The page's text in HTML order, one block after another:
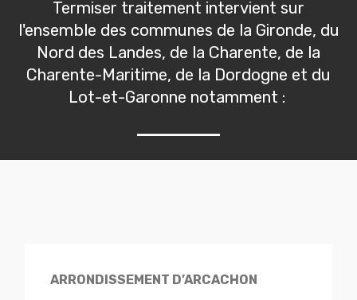
Termiser traitement intervient sur
l'ensemble des communes de la Gironde, du
Nord des Landes, de la Charente, de la
Charente-Maritime, de la Dordogne et du
Lot-et-Garonne notamment :
ARRONDISSEMENT D’ARCACHON